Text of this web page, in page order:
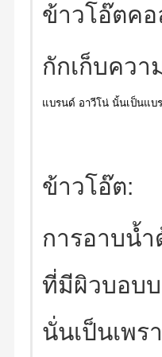
ข้าวโอ๊ตค
กักเก็บคว
แบรนด์ อาวีโน่ นั้นเป็นแบ
ข้าวโอ๊ต:
การอาบน้
ที่มีผิวบอบบ
นั่นเป็นเพ